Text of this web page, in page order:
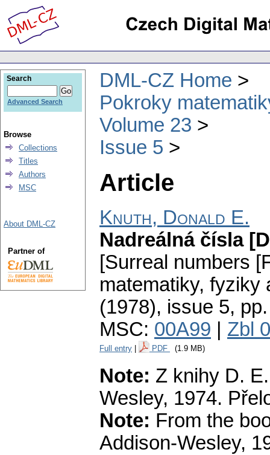
DML-CZ Home
Pokroky
Volume 23
Issue 5
Article
Knuth, Donald E.
Nadreálná čísla
[Surreal numbers
matematiky, fyziky
(1978), issue 5,
MSC: 00A99 Zbl
Full entry PDF (1.9 MB)
Note: Z knihy D.
Wesley, 1974.
Note: From the
Addison-Wesley,
Search
Advanced Search
Browse
Collections
Titles
Authors
MSC
About DML-CZ
Partner of